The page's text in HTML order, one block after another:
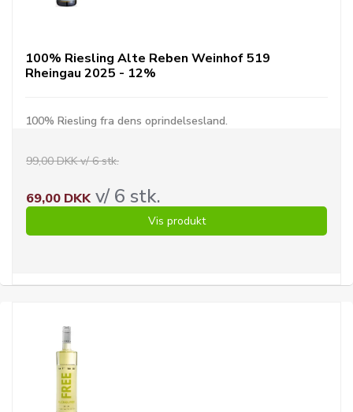
100% Riesling Alte Reben Weinhof 519
Rheingau 2025 - 12%
100% Riesling fra dens oprindelsesland.
99,00 DKK v/ 6 stk.
69,00 DKKv/ 6 stk.
Vis produkt